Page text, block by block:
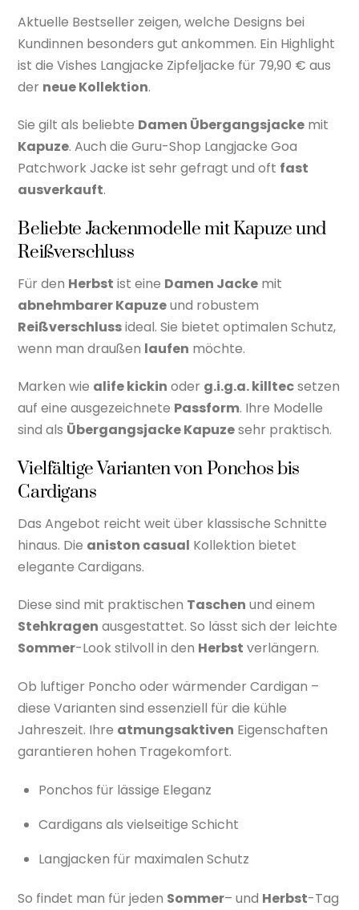
Aktuelle Bestseller zeigen, welche Designs bei
Kundinnen besonders gut ankommen. Ein Highlight
ist die Vishes Langjacke Zipfeljacke für 79,90 € aus
der neue Kollektion.
Sie gilt als beliebte Damen Übergangsjacke mit
Kapuze. Auch die Guru-Shop Langjacke Goa
Patchwork Jacke ist sehr gefragt und oft fast
ausverkauft.
Beliebte Jackenmodelle mit Kapuze und
Reißverschluss
Für den Herbst ist eine Damen Jacke mit
abnehmbarer Kapuzeund robustem
Reißverschlussideal. Sie bietet optimalen Schutz,
wenn man draußen laufen möchte.
Marken wie alife kickin oder g.i.g.a. killtecsetzen
auf eine ausgezeichnete Passform. Ihre Modelle
sind als Übergangsjacke Kapuzesehr praktisch.
Vielfältige Varianten von Ponchos bis
Cardigans
Das Angebot reicht weit über klassische Schnitte
hinaus. Die aniston casual Kollektion bietet
elegante Cardigans.
Diese sind mit praktischen Taschen und einem
Stehkragen ausgestattet. So lässt sich der leichte
Sommer-Look stilvoll in den Herbst verlängern.
Ob luftiger Poncho oder wärmender Cardigan –
diese Varianten sind essenziell für die kühle
Jahreszeit. Ihre atmungsaktiven Eigenschaften
garantieren hohen Tragekomfort.
Ponchos für lässige Eleganz
Cardigans als vielseitige Schicht
Langjacken für maximalen Schutz
So findet man für jeden Sommer– und Herbst-Tag